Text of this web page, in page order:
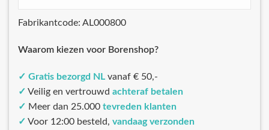
Fabrikantcode: AL000800
Waarom kiezen voor Borenshop?
✓ Gratis bezorgd NL vanaf € 50,-
✓ Veilig en vertrouwd achteraf betalen
✓ Meer dan 25.000 tevreden klanten
✓ Voor 12:00 besteld, vandaag verzonden